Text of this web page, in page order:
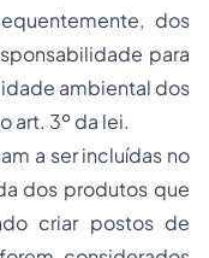
dos
para
ambiental dos
art. 3º da lei.
a ser incluídas no
dos produtos que
criar postos de